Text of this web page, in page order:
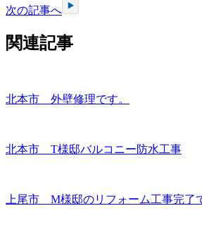
次の記事へ
関連記事
北本市 外壁修理です。
北本市 T様邸バルコニー防水工事
上尾市 M様邸のリフォーム工事完了